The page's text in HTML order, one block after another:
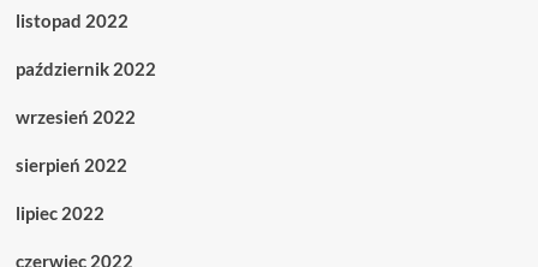
listopad 2022
październik 2022
wrzesień 2022
sierpień 2022
lipiec 2022
czerwiec 2022